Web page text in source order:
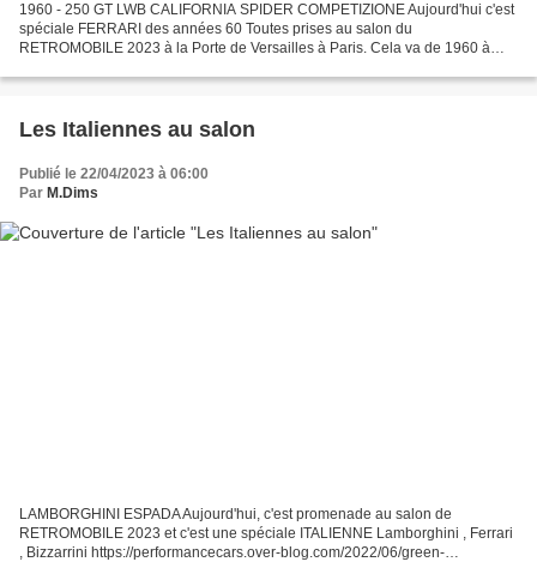
1960 - 250 GT LWB CALIFORNIA SPIDER COMPETIZIONE Aujourd'hui c'est
spéciale FERRARI des années 60 Toutes prises au salon du
RETROMOBILE 2023 à la Porte de Versailles à Paris. Cela va de 1960 à
FATALE...
Les Italiennes au salon
Publié le 22/04/2023 à 06:00
Par M.Dims
LAMBORGHINI ESPADA Aujourd'hui, c'est promenade au salon de
RETROMOBILE 2023 et c'est une spéciale ITALIENNE Lamborghini , Ferrari
, Bizzarrini https://performancecars.over-blog.com/2022/06/green-